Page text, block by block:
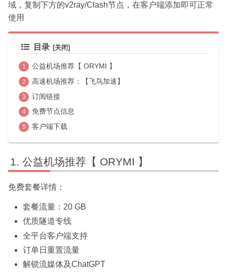
域，复制下方的v2ray/Clash节点，在客户端添加即可正常
使用
目录
公益机场推荐【 ORYMI 】
高速机场推荐：【飞鸟加速】
订阅链接
免费节点信息
客户端下载
公益机场推荐【 ORYMI 】
免费套餐详情：
套餐流量：20 GB
优质隧道专线
全平台客户端支持
订单日重置流量
解锁流媒体及ChatGPT